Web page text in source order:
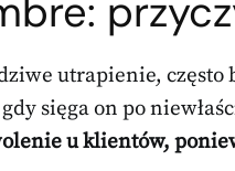
utrapienie, często
sięga on po
u klientów,